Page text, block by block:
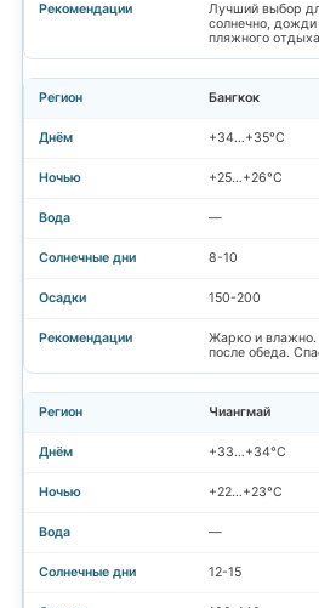
Лучший выбор
солнечно,
пляжного
Бангкок
+34…+35°C
+25…+26°C
—
8-10
150-200
Жарко и влажно.
после обеда.
Чиангмай
+33…+34°C
+22…+23°C
—
12-15